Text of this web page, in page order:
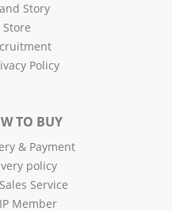
Story
Store
Policy
TO BUY
& Payment
policy
Service
Member